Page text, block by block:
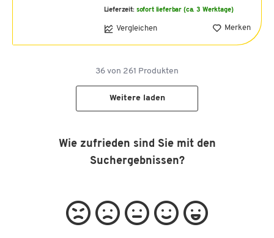
Lieferzeit: sofort lieferbar (ca. 3 Werktage)
Vergleichen Merken
36 von 261 Produkten
Weitere laden
Wie zufrieden sind Sie mit den
Suchergebnissen?